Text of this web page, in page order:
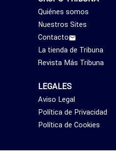
Quiénes somos
Nuestros Sites
Contacto
La tienda de Tribuna
Revista Más Tribuna
LEGALES
Aviso Legal
Política de Privacidad
Política de Cookies